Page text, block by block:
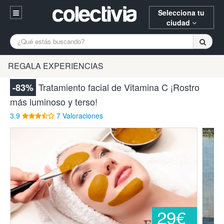
Selecciona tu
ciudad
Entrar
94 652 38 15 (L-V 10:30-15:00)
¿Necesitas ayuda? Escríbenos
A Coruña Alicante
Bilbao Burgos Donostia
Gijón Huesca
Madrid
Santander Tarragona
Valencia Vitoria Zaragoza
REGALA EXPERIENCIAS
-83% Tratamiento facial de Vitamina C ¡Rostro
más luminoso y terso!
3.9 7 Valoraciones
29€